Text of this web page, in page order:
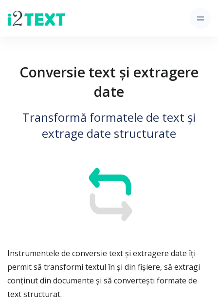
Conversie text și extragere
date
Transformă formatele de text și
extrage date structurate
Instrumentele de conversie text și extragere date îți
permit să transformi textul în și din fișiere, să extragi
conținut din documente și să convertești formate de
text structurat.